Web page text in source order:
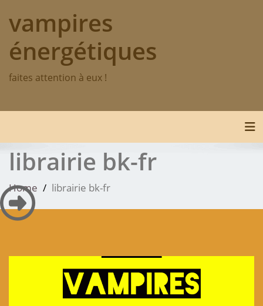
content
vampires
énergétiques
faites attention à eux !
librairie bk-fr
Home librairie bk-fr